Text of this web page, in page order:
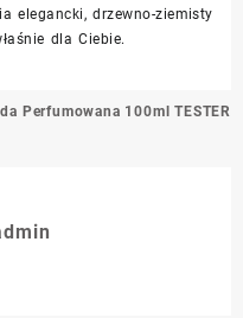
elegancki, drzewno-ziemisty
dla Ciebie.
Perfumowana 100ml TESTER